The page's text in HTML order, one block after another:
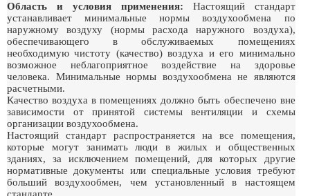
Область и условия применения: Настоящий стандарт
устанавливает минимальные нормы воздухообмена по
наружному воздуху (нормы расхода наружного воздуха),
обеспечивающего в обслуживаемых помещениях
необходимую чистоту (качество) воздуха и его минимально
возможное неблагоприятное воздействие на здоровье
человека. Минимальные нормы воздухообмена не являются
расчетными.
Качество воздуха в помещениях должно быть обеспечено вне
зависимости от принятой системы вентиляции и схемы
организации воздухообмена.
Настоящий стандарт распространяется на все помещения,
которые могут занимать люди в жилых и общественных
зданиях, за исключением помещений, для которых другие
нормативные документы или специальные условия требуют
больший воздухообмен, чем установленный в настоящем